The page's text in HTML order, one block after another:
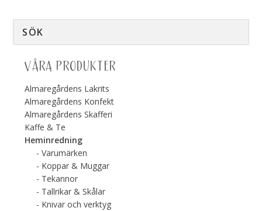
VÅRA PRODUKTER
Almaregårdens Lakrits
Almaregårdens Konfekt
Almaregårdens Skafferi
Kaffe & Te
Heminredning
Varumärken
Koppar & Muggar
Tekannor
Tallrikar & Skålar
Knivar och verktyg